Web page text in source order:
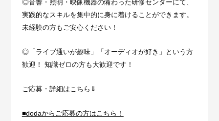
◎音響・照明・映像機器の備わった研修センターにて、
実践的なスキルを集中的に身に着けることができます。
未経験の方もご安心ください！
◎「ライブ通いが趣味」「オーディオが好き」という方
歓迎！ 知識ゼロの方も大歓迎です！
ご応募・詳細はこちら⇓
■dodaからご応募の方はこちら！